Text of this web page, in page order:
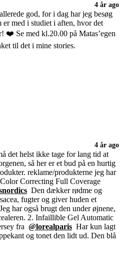
4 år ago
god, for i dag har jeg besøg
er med i studiet i aften, hvor det
❤️ Se med kl.20.00 på Matas’egen
til det i mine stories.
4 år ago
det helst ikke tage for lang tid at
så her er et bud på en hurtig
reklame/produkterne jeg har
Correcting Full Coverage
Den dækker rødme og
fugter og giver huden et
har også brugt den under øjnene,
2. Infaillible Gel Automatic
fra @lorealparis Har kun lagt
og tonet den lidt ud. Den blå